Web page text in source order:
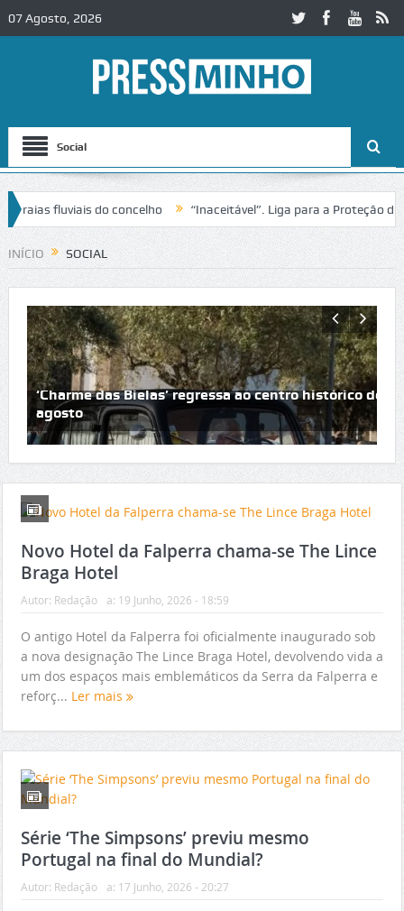
07 Agosto, 2026
Social
fluviais do concelho “Inaceitável”. Liga para a Proteção da
INÍCIO SOCIAL
‘Charme das Bielas’ regressa ao centro histórico de
agosto
Novo Hotel da Falperra chama-se The Lince
Braga Hotel
Autor: Redação a: 19 Junho, 2026 - 18:59
O antigo Hotel da Falperra foi oficialmente inaugurado sob
a nova designação The Lince Braga Hotel, devolvendo vida a
um dos espaços mais emblemáticos da Serra da Falperra e
reforç... Ler mais
Série ‘The Simpsons’ previu mesmo
Portugal na final do Mundial?
Autor: Redação a: 17 Junho, 2026 - 20:27